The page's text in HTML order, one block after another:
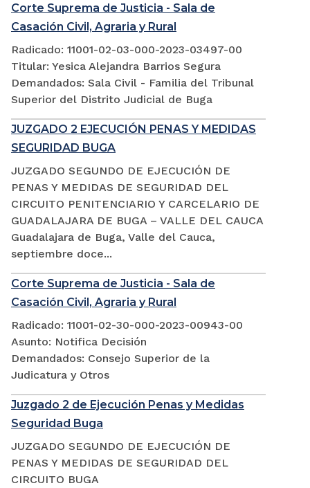
Corte Suprema de Justicia - Sala de
Casación Civil, Agraria y Rural
Radicado: 11001-02-03-000-2023-03497-00
Titular: Yesica Alejandra Barrios Segura
Demandados: Sala Civil - Familia del Tribunal
Superior del Distrito Judicial de Buga
JUZGADO 2 EJECUCIÓN PENAS Y MEDIDAS
SEGURIDAD BUGA
JUZGADO SEGUNDO DE EJECUCIÓN DE
PENAS Y MEDIDAS DE SEGURIDAD DEL
CIRCUITO PENITENCIARIO Y CARCELARIO DE
GUADALAJARA DE BUGA – VALLE DEL CAUCA
Guadalajara de Buga, Valle del Cauca,
septiembre doce...
Corte Suprema de Justicia - Sala de
Casación Civil, Agraria y Rural
Radicado: 11001-02-30-000-2023-00943-00
Asunto: Notifica Decisión
Demandados: Consejo Superior de la
Judicatura y Otros
Juzgado 2 de Ejecución Penas y Medidas
Seguridad Buga
JUZGADO SEGUNDO DE EJECUCIÓN DE
PENAS Y MEDIDAS DE SEGURIDAD DEL
CIRCUITO BUGA